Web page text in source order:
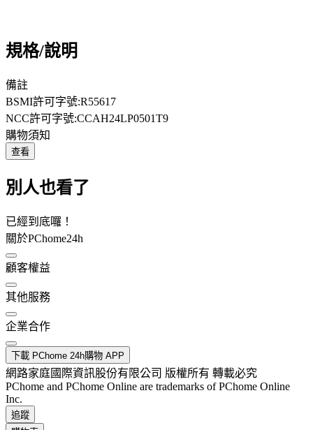
規格/說明
備註
BSMI許可字號:R55617
NCC許可字號:CCAH24LP0501T9
購物須知
查看
別人也看了
已經到底囉！
關於PChome24h
顧客權益
其他服務
企業合作
下載 PChome 24h購物 APP
網路家庭國際資訊股份有限公司 版權所有 轉載必究
PChome and PChome Online are trademarks of PChome Online
Inc.
追蹤